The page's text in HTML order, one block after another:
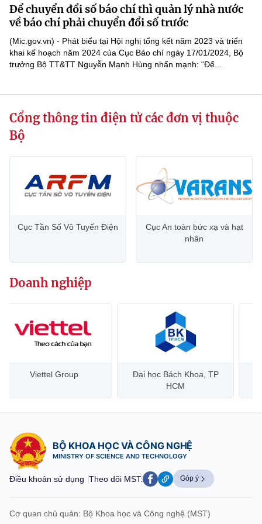
Sở Khoa học và Công nghệ
Chuyển đổi số
Bưu chính, Viễn thông
Năng lượng nguyên tử
Tin địa phương
Văn bản QPPL
Văn bản chỉ đạo điều hành
Lấy ý kiến người dân về dự thảo VBQPPL
MST IOFFICE
THỐNG KÊ
Khoa học và Công nghệ
Đổi mới sáng tạo
Chuyển đổi số
Sở hữu trí tuệ
Multimedia
Khác
Videos
Ảnh
Vietnamese
BỘ KHOA HỌC VÀ CÔNG NGHỆ
Góp ý
Chịu trách nhiệm nội dung: Nguyễn Thị Hải Hằng
Giám đốc Trung tâm Truyền thông Khoa học và Công nghệ.
Liên hệ
Địa chỉ: Ban Biên tập Cổng TTĐT - 18 Nguyễn Du, TP. Hà Nội
©2026 Bản quyền thuộc Bộ Khoa Học và Công Nghệ
Để chuyển đổi số báo chí thì quản lý nhà nước
về báo chí phải chuyển đổi số trước
(Mic.gov.vn) - Phát biểu tại Hội nghị tổng kết năm 2023 và triển
khai kế hoạch năm 2024 của Cục Báo chí ngày 17/01/2024, Bộ
trưởng Bộ TT&TT Nguyễn Mạnh Hùng nhấn mạnh: “Để...
Cổng thông tin điện tử các đơn vị thuộc
Bộ
Cục Tần Số Vô Tuyến Điện
Cục An toàn bức xạ và hạt
nhân
Doanh nghiệp
Viettel Group
Đại học Bách Khoa, TP
HCM
BỘ KHOA HỌC VÀ CÔNG NGHỆ
MINISTRY OF SCIENCE AND TECHNOLOGY
Điều khoản sử dụng Theo dõi MST: Góp ý
Cơ quan chủ quản: Bộ Khoa học và Công nghệ (MST)